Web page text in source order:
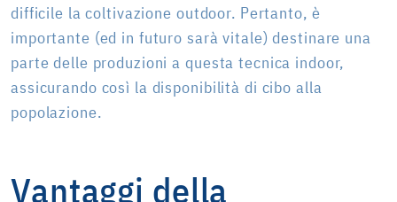
difficile la coltivazione outdoor. Pertanto, è
importante (ed in futuro sarà vitale) destinare una
parte delle produzioni a questa tecnica indoor,
assicurando così la disponibilità di cibo alla
popolazione.
Vantaggi della